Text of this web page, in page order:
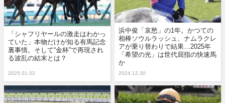
「シャフリヤールの激走はわかっ
ていた」本物だけが知る有馬記念
裏事情。そして“金杯”で再現され
る波乱の結末とは？
2025.01.02
浜中俊「哀愁」の1年。かつての
相棒ソウルラッシュ、ナムラクレ
アが乗り替わりで結果…2025年
「希望の光」は世代屈指の快速馬
か
2024.12.30